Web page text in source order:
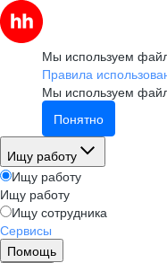
Мы используем
Правила
Мы используем
Понятно
Ищу работу
Ищу работу
Ищу работу
Ищу сотрудника
Сервисы
Помощь